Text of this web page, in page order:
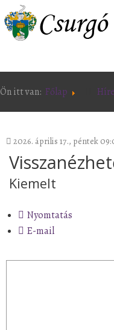
Ön itt van: Főlap
2026. április 17., péntek
Kiemelt
Nyomtatás
E-mail